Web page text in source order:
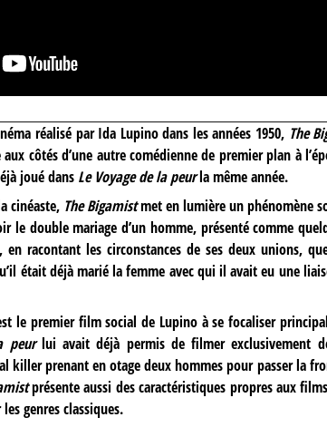
réalisé par Ida Lupino dans les années 1950, The
côtés d’une autre comédienne de premier plan à
joué dans Le Voyage de la peurla même année.
cinéaste, The Bigamistmet en lumière un phénomène
le double mariage d’un homme, présenté comme
racontant les circonstances de ses deux unions,
était déjà marié la femme avec qui il avait eu une
le premier film social de Lupino à se focaliser
peurlui avait déjà permis de filmer exclusivement
killer prenant en otage deux hommes pour passer la
présente aussi des caractéristiques propres aux
genres classiques.